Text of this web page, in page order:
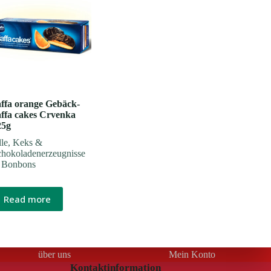
orange Gebäck-
cakes Crvenka
, Keks &
Read more
über uns Mein Konto
Kontaktinformation